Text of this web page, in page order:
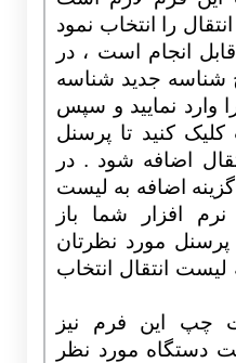
را انتخاب نمود
که از دو طریق 1 و 2 قابل انجام است ، در
شناسه جدید شناسه
وارد نمایید و سپس
کنید تا پرسنل
اضافه شود . در
اضافه به لیست
افزار شما باز
پرسنل مورد نظرتان
انتقال انتخاب
چپ این فرم نیز
مورد نظر